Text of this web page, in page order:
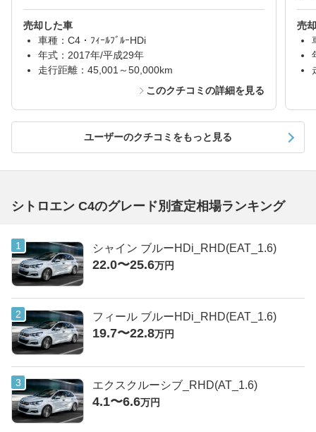
売却した車
車種：C4・ﾌｨｰﾙﾌﾞﾙｰHDi
年式：2017年/平成29年
走行距離：45,001～50,000km
このクチコミの詳細を見る
売
ユーザーのクチコミをもっと見る
シトロエン C4のグレード別査定相場ランキング
シャイン ブルーHDi_RHD(EAT_1.6)
22.0〜25.6万円
フィール ブルーHDi_RHD(EAT_1.6)
19.7〜22.8万円
エクスクルーシブ_RHD(AT_1.6)
4.1〜6.6万円